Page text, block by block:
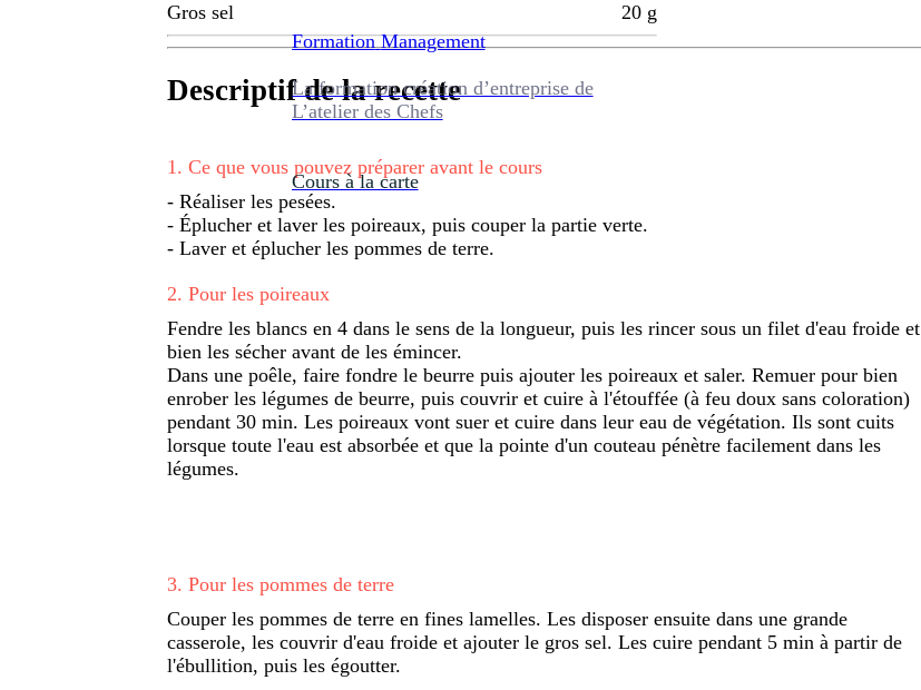
Formation Management
La formation création d’entreprise de
L’atelier des Chefs
Cours à la carte
Gros sel 20 g
Descriptif de la recette
1 . Ce que vous pouvez préparer avant le cours
- Réaliser les pesées.
- Éplucher et laver les poireaux, puis couper la partie verte.
- Laver et éplucher les pommes de terre.
2. Pour les poireaux
Fendre les blancs en 4 dans le sens de la longueur, puis les rincer sous un filet d'eau froide et
bien les sécher avant de les émincer.
Dans une poêle, faire fondre le beurre puis ajouter les poireaux et saler. Remuer pour bien
enrober les légumes de beurre, puis couvrir et cuire à l'étouffée (à feu doux sans coloration)
pendant 30 min. Les poireaux vont suer et cuire dans leur eau de végétation. Ils sont cuits
lorsque toute l'eau est absorbée et que la pointe d'un couteau pénètre facilement dans les
légumes.
3. Pour les pommes de terre
Couper les pommes de terre en fines lamelles. Les disposer ensuite dans une grande
casserole, les couvrir d'eau froide et ajouter le gros sel. Les cuire pendant 5 min à partir de
l'ébullition, puis les égoutter.